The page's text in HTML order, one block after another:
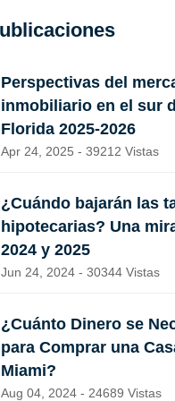
Perspectivas del
inmobiliario en el sur
Florida 2025-2026
Apr 24, 2025 - 39212 Vistas
¿Cuándo bajarán las
hipotecarias? Una
2024 y 2025
Jun 24, 2024 - 30344 Vistas
¿Cuánto Dinero se
para Comprar una
Miami?
Aug 04, 2024 - 24689 Vistas